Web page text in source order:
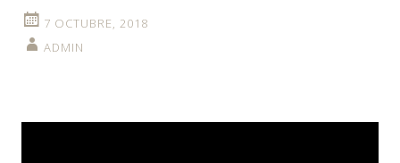
7 OCTUBRE, 2018
ADMIN